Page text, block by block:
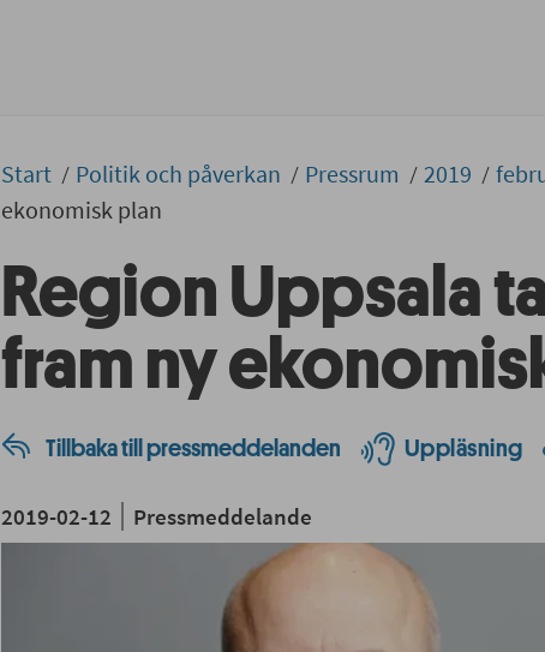
Start Politik och påverkan Pressrum 2019
ekonomisk plan
Region Uppsala
fram ny
Tillbaka till pressmeddelanden Uppläsning
2019-02-12 Pressmeddelande